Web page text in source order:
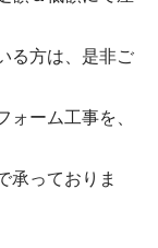
る方は、是非ご
ーム工事を、
承っておりま